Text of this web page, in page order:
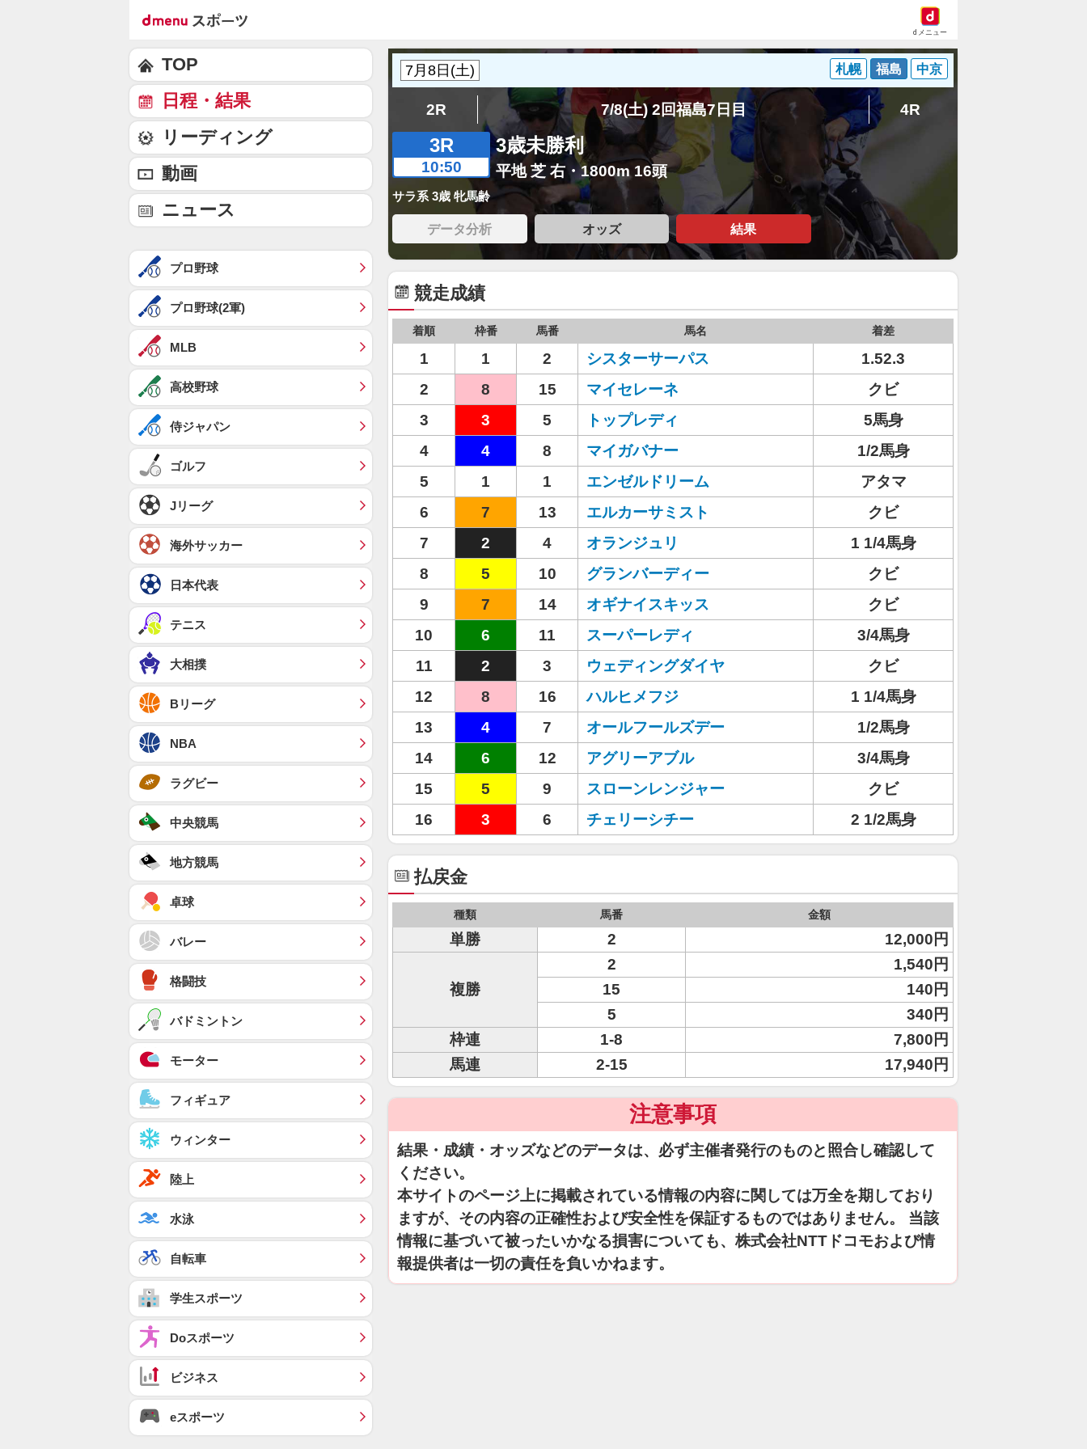
dメニュー
札幌 福島 中京
2R 7/8(土) 2回福島7日目 4R
3R
10:50
3歳未勝利
平地 芝 右・1800m 16頭
サラ系 3歳 牝馬齢
データ分析 オッズ 結果
競走成績
着順 枠番 馬番 馬名 着差
1 1 2 シスターサーパス
1.52.3
2
8 15 マイセレーネ
クビ
3
3 5 トップレディ
5馬身
4
4 8 マイガバナー
1/2馬身
5
1 1 エンゼルドリーム
アタマ
6
7 13 エルカーサミスト
クビ
7
2 4 オランジュリ
1 1/4馬身
8
5 10 グランバーディー
クビ
9
7 14 オギナイスキッス
クビ
10
6 11 スーパーレディ
3/4馬身
11
2 3 ウェディングダイヤ
クビ
12
8 16 ハルヒメフジ
1 1/4馬身
13
4 7 オールフールズデー
1/2馬身
14
6 12 アグリーアブル
3/4馬身
15
5 9 スローンレンジャー
クビ
16
3 6 チェリーシチー 2 1/2馬身
払戻金
種類 馬番 金額
単勝 2 12,000円
複勝
2
1,540円
15
140円
5
340円
枠連
1-8
7,800円
馬連
2-15 17,940円
注意事項
結果・成績・オッズなどのデータは、必ず主催者発行のものと照合し確認して
ください。
本サイトのページ上に掲載されている情報の内容に関しては万全を期しており
ますが、その内容の正確性および安全性を保証するものではありません。 当該
情報に基づいて被ったいかなる損害についても、株式会社NTTドコモおよび情
報提供者は一切の責任を負いかねます。
TOP
日程・結果
リーディング
動画
ニュース
プロ野球
プロ野球(2軍)
MLB
高校野球
侍ジャパン
ゴルフ
Jリーグ
海外サッカー
日本代表
テニス
大相撲
Bリーグ
NBA
ラグビー
中央競馬
地方競馬
卓球
バレー
格闘技
バドミントン
モーター
フィギュア
ウィンター
陸上
水泳
自転車
学生スポーツ
Doスポーツ
ビジネス
eスポーツ